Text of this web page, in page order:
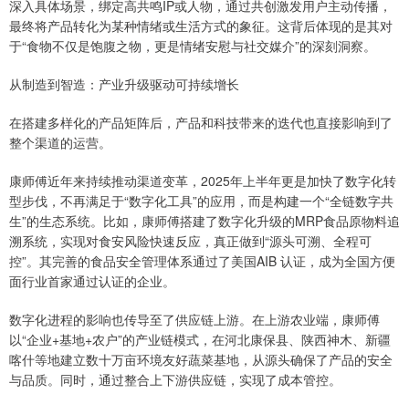
深入具体场景，绑定高共鸣IP或人物，通过共创激发用户主动传播，
最终将产品转化为某种情绪或生活方式的象征。这背后体现的是其对
于“食物不仅是饱腹之物，更是情绪安慰与社交媒介”的深刻洞察。
从制造到智造：产业升级驱动可持续增长
在搭建多样化的产品矩阵后，产品和科技带来的迭代也直接影响到了
整个渠道的运营。
康师傅近年来持续推动渠道变革，2025年上半年更是加快了数字化转
型步伐，不再满足于“数字化工具”的应用，而是构建一个“全链数字共
生”的生态系统。比如，康师傅搭建了数字化升级的MRP食品原物料追
溯系统，实现对食安风险快速反应，真正做到“源头可溯、全程可
控”。其完善的食品安全管理体系通过了美国AIB 认证，成为全国方便
面行业首家通过认证的企业。
数字化进程的影响也传导至了供应链上游。在上游农业端，康师傅
以“企业+基地+农户”的产业链模式，在河北康保县、陕西神木、新疆
喀什等地建立数十万亩环境友好蔬菜基地，从源头确保了产品的安全
与品质。同时，通过整合上下游供应链，实现了成本管控。